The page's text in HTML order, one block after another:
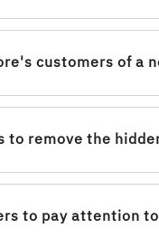
customers of a
to remove the
to pay attention